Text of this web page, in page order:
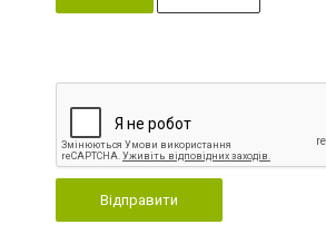
Відправити